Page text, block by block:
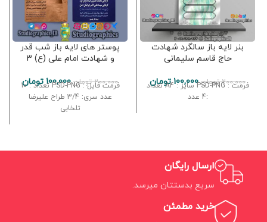
بنر لایه باز سالگرد شهادت
حاج قاسم سلیمانی
200,000 تومان 100,000 تومان
فرمت : PSD-PNG سایز : A4 تعداد
:4 عدد
پوستر های لایه باز شب قدر
و شهادت امام علی (ع) 3
200,000 تومان 100,000 تومان
فرمت فایل : PSD-PNG تعداد : 10
عدد سری: 3/4 طراح علیرضا
تلخابی
ارسال رایگان
سریع بدستتان میرسد.
خرید مطمئن